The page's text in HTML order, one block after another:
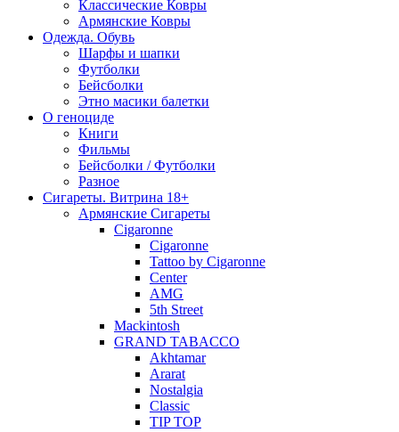
Классические Ковры
Армянские Ковры
Одежда. Обувь
Шарфы и шапки
Футболки
Бейсболки
Этно масики балетки
О геноциде
Книги
Фильмы
Бейсболки / Футболки
Разное
Сигареты. Витрина 18+
Армянские Сигареты
Cigaronne
Cigaronne
Tattoo by Cigaronne
Center
AMG
5th Street
Mackintosh
GRAND TABACCO
Akhtamar
Ararat
Nostalgia
Classic
TIP TOP